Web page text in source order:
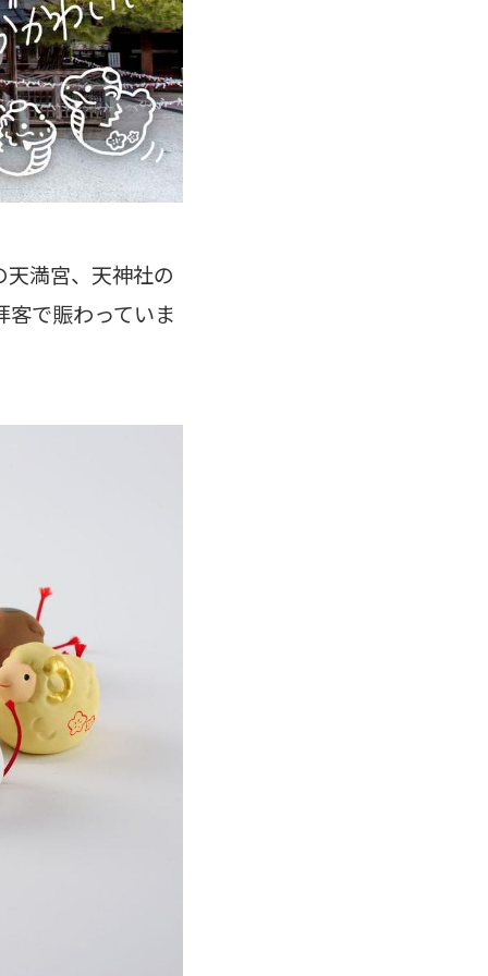
満宮、天神社の
で賑わっていま